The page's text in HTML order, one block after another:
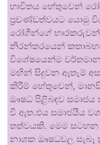
භාවිතය හේතුවෙන්
ප්‍රචණ්ඩත්වයට යොමු
රෝගීන්ගේ භාරකරුවන්
නිරන්තරයෙන්
විශේෂයෙන්ම
මඟින් සිදුවන ඇතැම්
කිරීම් හේතුවෙන්,
ඖෂධ පිළිබඳව
වී ඇත.එය සමාජයීය
තත්වයකි. මෙම සටහන
නාශක ඖෂධවල සැබෑ